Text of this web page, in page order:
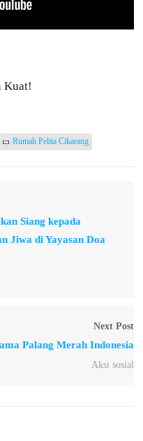
Kuat!
Rumah Pelita Cikarang
Siang kepada
Jiwa di Yayasan Doa
Next Post
Palang Merah Indonesia
Aksi sosial